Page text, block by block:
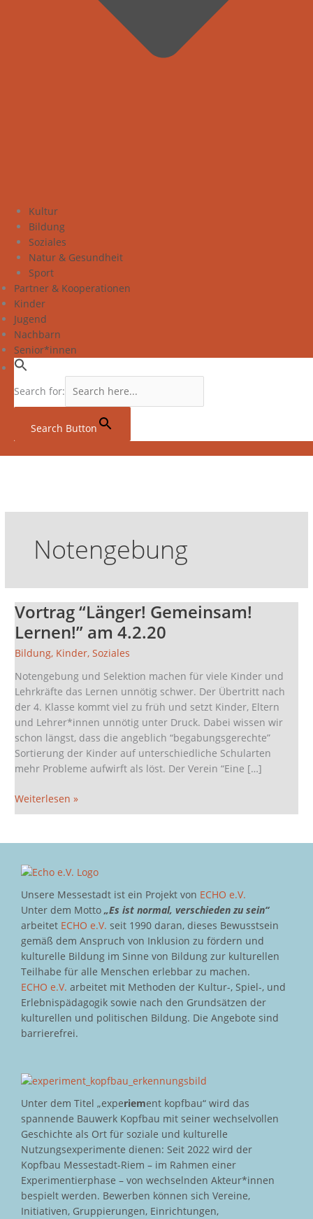
Kultur
Bildung
Soziales
Natur & Gesundheit
Sport
Partner & Kooperationen
Kinder
Jugend
Nachbarn
Senior*innen
Search for:
Search Button
Notengebung
Vortrag “Länger! Gemeinsam!
Lernen!” am 4.2.20
Bildung, Kinder,Soziales
Notengebung und Selektion machen für viele Kinder und
Lehrkräfte das Lernen unnötig schwer. Der Übertritt nach
der 4. Klasse kommt viel zu früh und setzt Kinder, Eltern
und Lehrer*innen unnötig unter Druck. Dabei wissen wir
schon längst, dass die angeblich “begabungsgerechte”
Sortierung der Kinder auf unterschiedliche Schularten
mehr Probleme aufwirft als löst. Der Verein “Eine […]
Vortrag
“Länger!
Gemeinsam!
Lernen!”
am
4.2.20
Weiterlesen »
Unsere Messestadt ist ein Projekt von ECHO e.V.
Unter dem Motto „Es ist normal, verschieden zu sein“
arbeitet ECHO e.V. seit 1990 daran, dieses Bewusstsein
gemäß dem Anspruch von Inklusion zu fördern und
kulturelle Bildung im Sinne von Bildung zur kulturellen
Teilhabe für alle Menschen erlebbar zu machen.
ECHO e.V. arbeitet mit Methoden der Kultur-, Spiel-, und
Erlebnispädagogik sowie nach den Grundsätzen der
kulturellen und politischen Bildung. Die Angebote sind
barrierefrei.
Unter dem Titel „experiement kopfbau“ wird das
spannende Bauwerk Kopfbau mit seiner wechselvollen
Geschichte als Ort für soziale und kulturelle
Nutzungsexperimente dienen: Seit 2022 wird der
Kopfbau Messestadt-Riem – im Rahmen einer
Experimentierphase – von wechselnden Akteur*innen
bespielt werden. Bewerben können sich Vereine,
Initiativen, Gruppierungen, Einrichtungen,